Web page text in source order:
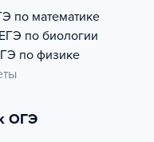
по математике
по биологии
по физике
ОГЭ